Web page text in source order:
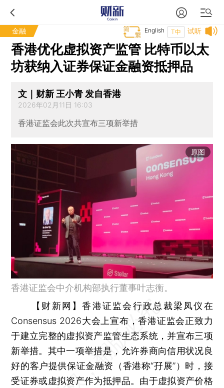
金融 试听
T中
English
香港优化虚拟资产监管 比特币以太
坊获纳入证券保证金融资抵押品
文｜财新 王小青 发自香港
2026年02月11日 16:03
香港证监会此次共宣布三项新举措
原图
香港证监会中介机构部执行董事叶志衡。
【财新网】香港证监会行政总裁梁凤仪在
Consensus 2026大会上宣布，香港证监会正致力
于建立完整的虚拟资产监管生态系统，并宣布三项
新举措。其中一项举措是，允许券商向信用状况良
好的客户提供保证金融资（香港称“孖展”）时，接
受证券或虚拟资产作为抵押品。由于虚拟资产价格